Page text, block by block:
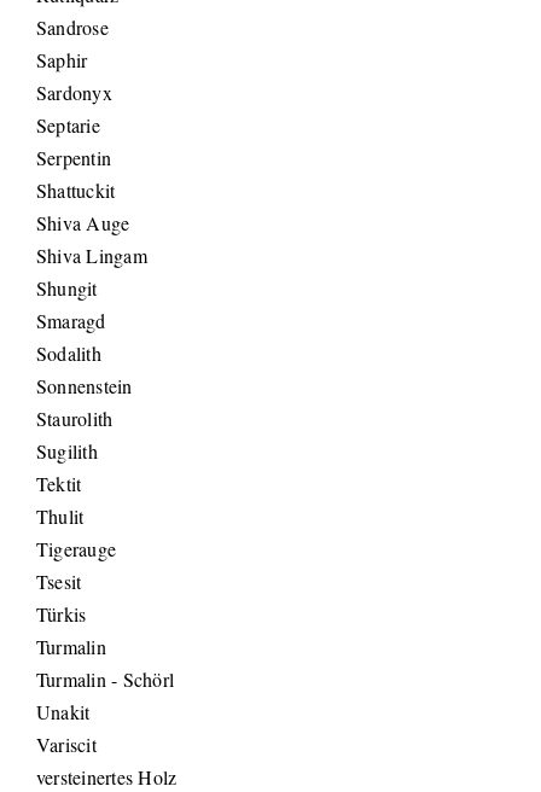
Sandrose
Saphir
Sardonyx
Septarie
Serpentin
Shattuckit
Shiva Auge
Shiva Lingam
Shungit
Smaragd
Sodalith
Sonnenstein
Staurolith
Sugilith
Tektit
Thulit
Tigerauge
Tsesit
Türkis
Turmalin
Turmalin - Schörl
Unakit
Variscit
versteinertes Holz